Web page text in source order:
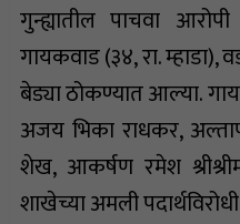
गुन्ह्यातील पाचवा
गायकवाड (३४, रा. म्हाडा),
बेड्या ठोकण्यात आल्या.
अजय भिका राधकर,
शेख, आकर्षण रमेश
शाखेच्या अमली